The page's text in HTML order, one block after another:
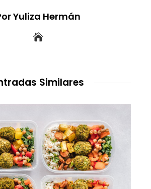
Yuliza Hermán
Similares